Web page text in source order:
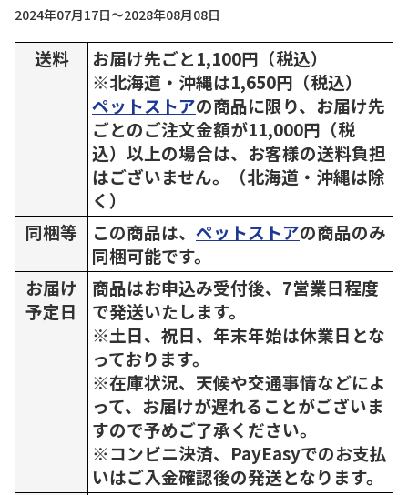
2024年07月17日～2028年08月08日
送料
お届け先ごと1,100円（税込）
※北海道・沖縄は1,650円（税込）
ペットストアの商品に限り、お届け先
ごとのご注文金額が11,000円（税
込）以上の場合は、お客様の送料負担
はございません。（北海道・沖縄は除
く）
同梱等
この商品は、 ペットストアの商品のみ
同梱可能です。
お届け
予定日
商品はお申込み受付後、7営業日程度
で発送いたします。
※土日、祝日、年末年始は休業日とな
っております。
※在庫状況、天候や交通事情などによ
って、お届けが遅れることがございま
すので予めご了承ください。
※コンビニ決済、PayEasyでのお支払
いはご入金確認後の発送となります。